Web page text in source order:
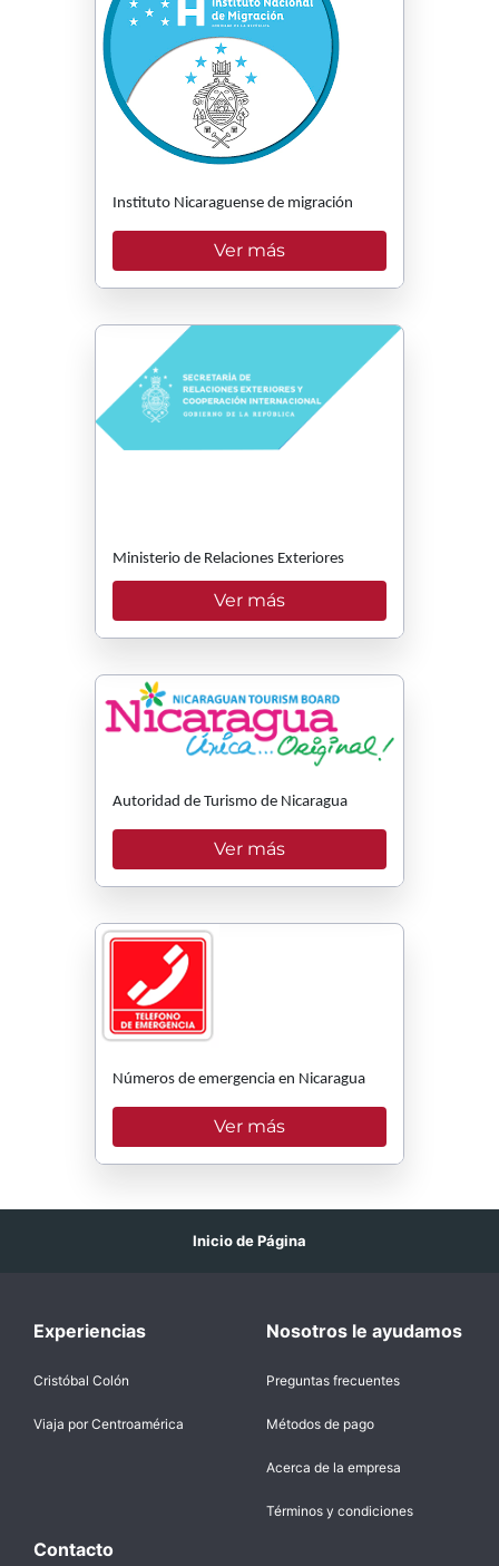
Instituto Nicaraguense de migración
Ver más
Ministerio de Relaciones Exteriores
Ver más
Autoridad de Turismo de Nicaragua
Ver más
Números de emergencia en Nicaragua
Ver más
Inicio de Página
Experiencias
Cristóbal Colón
Viaja por Centroamérica
Nosotros le ayudamos
Preguntas frecuentes
Métodos de pago
Acerca de la empresa
Términos y condiciones
Contacto